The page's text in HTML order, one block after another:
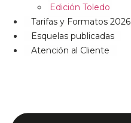
Edición Toledo
Tarifas y Formatos 2026
Esquelas publicadas
Atención al Cliente